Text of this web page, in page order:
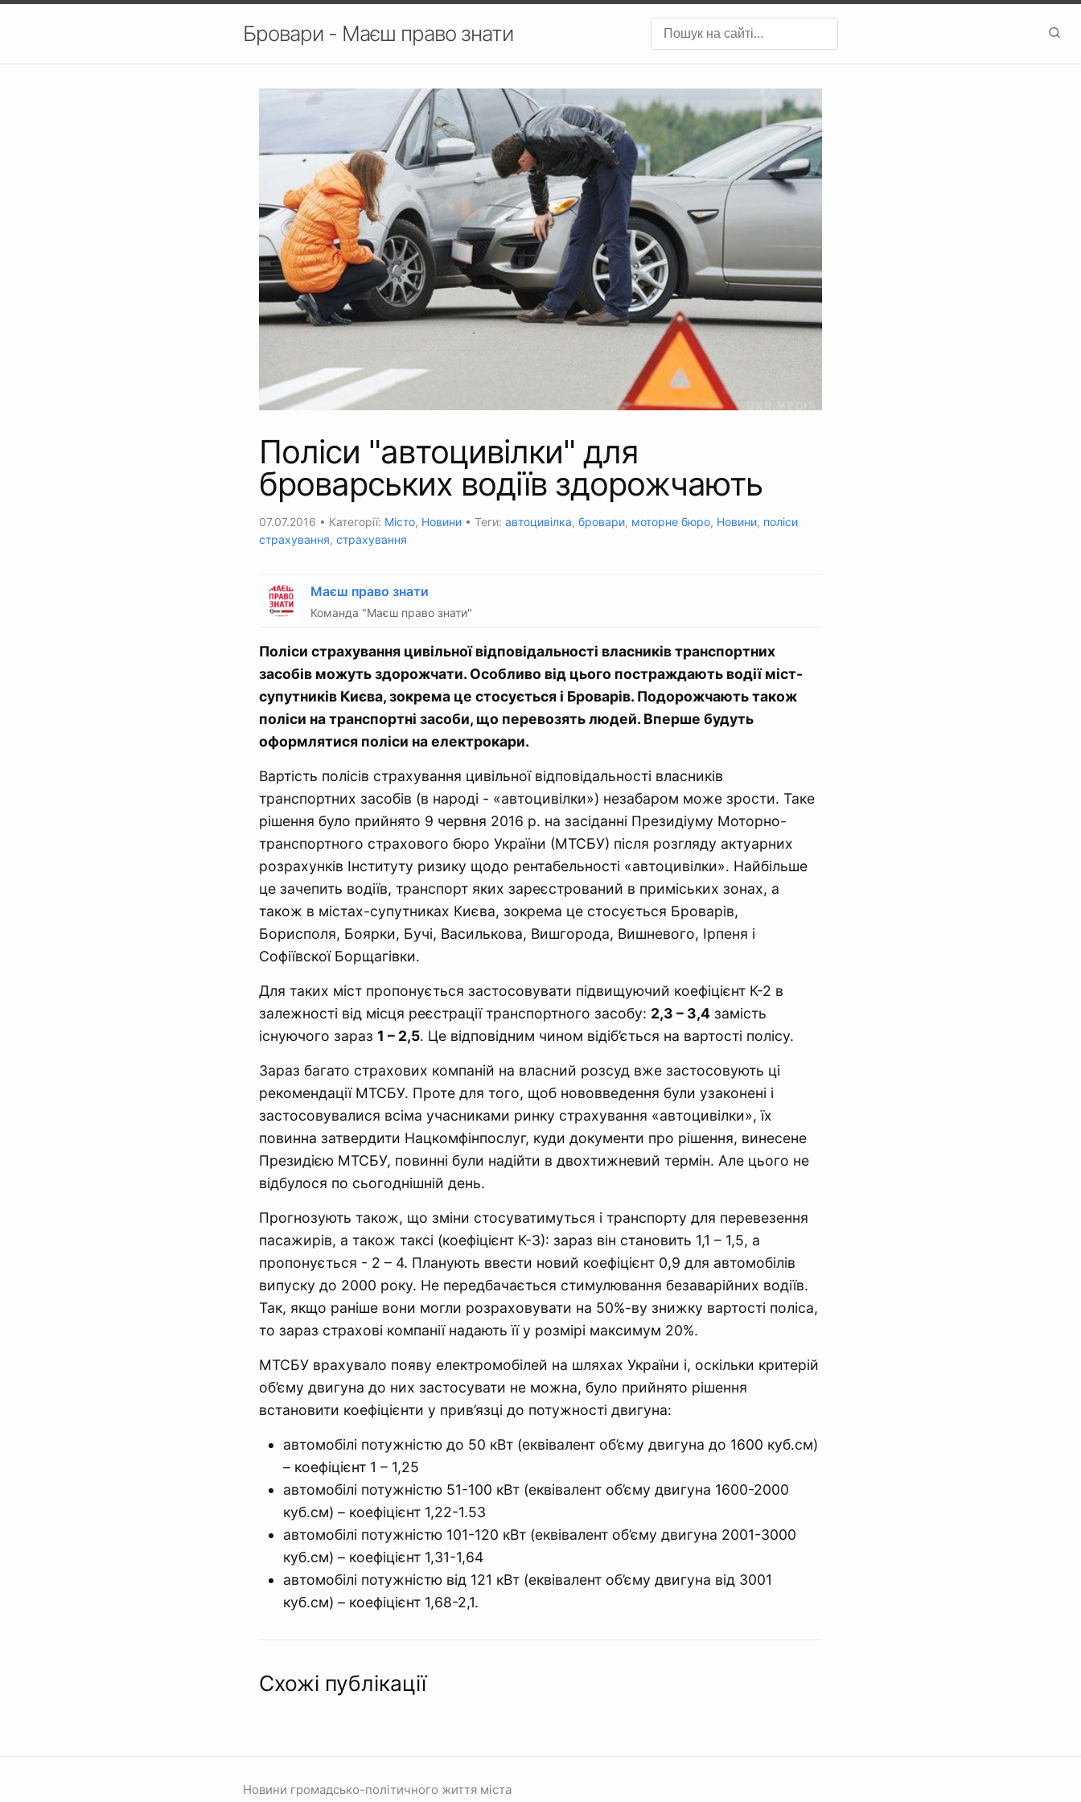
Бровари - Маєш право знати
Поліси "автоцивілки" для
броварських водіїв здорожчають
07.07.2016 • Категорії: Місто, Новини • Теги: автоцивілка, бровари, моторне бюро, Новини, поліси
страхування, страхування
Маєш право знати
Команда "Маєш право знати"
Поліси страхування цивільної відповідальності власників транспортних
засобів можуть здорожчати. Особливо від цього постраждають водії міст-
супутників Києва, зокрема це стосується і Броварів. Подорожчають також
поліси на транспортні засоби, що перевозять людей. Вперше будуть
оформлятися поліси на електрокари.
Вартість полісів страхування цивільної відповідальності власників
транспортних засобів (в народі - «автоцивілки») незабаром може зрости. Таке
рішення було прийнято 9 червня 2016 р. на засіданні Президіуму Моторно-
транспортного страхового бюро України (МТСБУ) після розгляду актуарних
розрахунків Інституту ризику щодо рентабельності «автоцивілки». Найбільше
це зачепить водіїв, транспорт яких зареєстрований в приміських зонах, а
також в містах-супутниках Києва, зокрема це стосується Броварів,
Борисполя, Боярки, Бучі, Василькова, Вишгорода, Вишневого, Ірпеня і
Софіївскої Борщагівки.
Для таких міст пропонується застосовувати підвищуючий коефіцієнт К-2 в
залежності від місця реєстрації транспортного засобу: 2,3 – 3,4 замість
існуючого зараз 1 – 2,5. Це відповідним чином відіб’ється на вартості полісу.
Зараз багато страхових компаній на власний розсуд вже застосовують ці
рекомендації МТСБУ. Проте для того, щоб нововведення були узаконені і
застосовувалися всіма учасниками ринку страхування «автоцивілки», їх
повинна затвердити Нацкомфінпослуг, куди документи про рішення, винесене
Президією МТСБУ, повинні були надійти в двохтижневий термін. Але цього не
відбулося по сьогоднішній день.
Прогнозують також, що зміни стосуватимуться і транспорту для перевезення
пасажирів, а також таксі (коефіцієнт К-3): зараз він становить 1,1 – 1,5, а
пропонується - 2 – 4. Планують ввести новий коефіцієнт 0,9 для автомобілів
випуску до 2000 року. Не передбачається стимулювання безаварійних водіїв.
Так, якщо раніше вони могли розраховувати на 50%-ву знижку вартості поліса,
то зараз страхові компанії надають її у розмірі максимум 20%.
МТСБУ врахувало появу електромобілей на шляхах України і, оскільки критерій
об’єму двигуна до них застосувати не можна, було прийнято рішення
встановити коефіцієнти у прив’язці до потужності двигуна:
автомобілі потужністю до 50 кВт (еквівалент об’єму двигуна до 1600 куб.см)
– коефіцієнт 1 – 1,25
автомобілі потужністю 51-100 кВт (еквівалент об’єму двигуна 1600-2000
куб.см) – коефіцієнт 1,22-1.53
автомобілі потужністю 101-120 кВт (еквівалент об’єму двигуна 2001-3000
куб.см) – коефіцієнт 1,31-1,64
автомобілі потужністю від 121 кВт (еквівалент об’єму двигуна від 3001
куб.см) – коефіцієнт 1,68-2,1.
Схожі публікації
Новини громадсько-політичного життя міста